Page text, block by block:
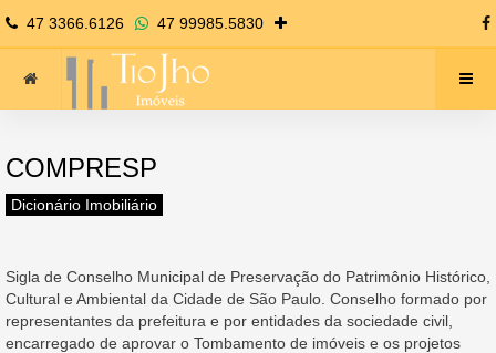
47 3366.6126 47 99985.5830
COMPRESP
Dicionário Imobiliário
Sigla de Conselho Municipal de Preservação do Patrimônio Histórico,
Cultural e Ambiental da Cidade de São Paulo. Conselho formado por
representantes da prefeitura e por entidades da sociedade civil,
encarregado de aprovar o Tombamento de imóveis e os projetos